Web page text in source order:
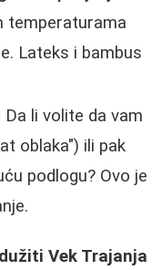
temperaturama
Lateks i bambus
Da li volite da vam
oblaka") ili pak
podlogu? Ovo je
Vek Trajanja